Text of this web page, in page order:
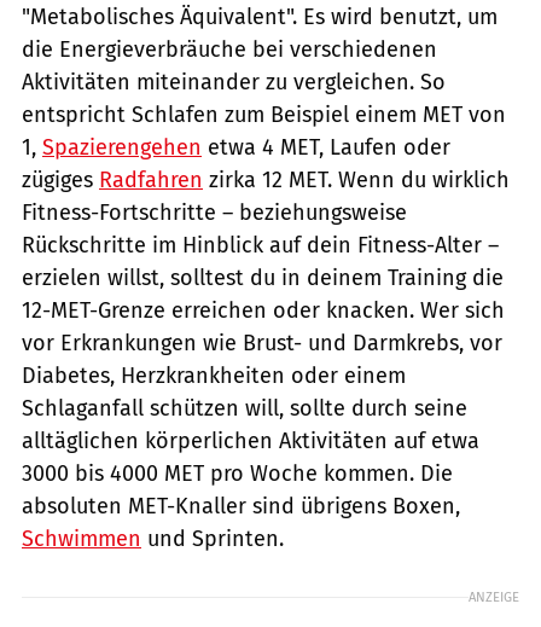
"Metabolisches Äquivalent". Es wird benutzt, um
die Energieverbräuche bei verschiedenen
Aktivitäten miteinander zu vergleichen. So
entspricht Schlafen zum Beispiel einem MET von
1, Spazierengehen etwa 4 MET, Laufen oder
zügiges Radfahren zirka 12 MET. Wenn du wirklich
Fitness-Fortschritte – beziehungsweise
Rückschritte im Hinblick auf dein Fitness-Alter –
erzielen willst, solltest du in deinem Training die
12-MET-Grenze erreichen oder knacken. Wer sich
vor Erkrankungen wie Brust- und Darmkrebs, vor
Diabetes, Herzkrankheiten oder einem
Schlaganfall schützen will, sollte durch seine
alltäglichen körperlichen Aktivitäten auf etwa
3000 bis 4000 MET pro Woche kommen. Die
absoluten MET-Knaller sind übrigens Boxen,
Schwimmen und Sprinten.
ANZEIGE